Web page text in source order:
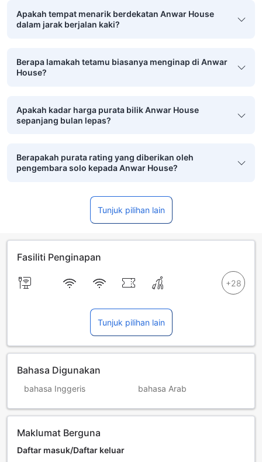
Apakah tempat menarik berdekatan Anwar House
dalam jarak berjalan kaki?
Berapa lamakah tetamu biasanya menginap di Anwar
House?
Apakah kadar harga purata bilik Anwar House
sepanjang bulan lepas?
Berapakah purata rating yang diberikan oleh
pengembara solo kepada Anwar House?
Tunjuk pilihan lain
Fasiliti Penginapan
Tunjuk pilihan lain
Bahasa Digunakan
bahasa Inggeris bahasa Arab
Maklumat Berguna
Daftar masuk/Daftar keluar